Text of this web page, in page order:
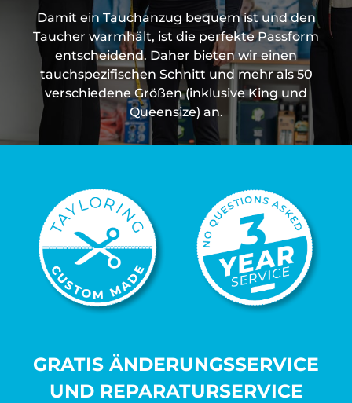
Damit ein Tauchanzug bequem ist und den
Taucher warmhält, ist die perfekte Passform
entscheidend. Daher bieten wir einen
tauchspezifischen Schnitt und mehr als 50
verschiedene Größen (inklusive King und
Queensize) an.
GRATIS ÄNDERUNGSSERVICE
UND REPARATURSERVICE